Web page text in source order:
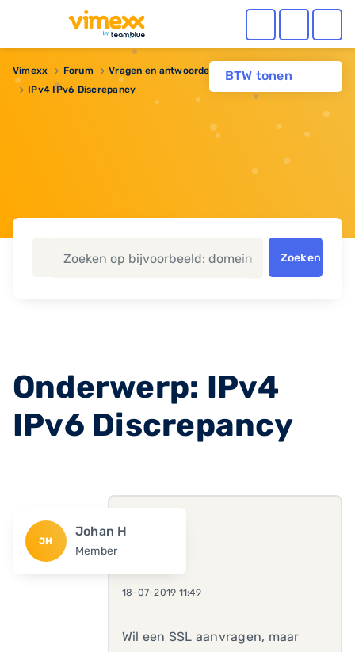
BTW tonen
Vimexx Forum Vragen en antwoorden
Domeinnaam
IPv4 IPv6 Discrepancy
Zoeken
Onderwerp: IPv4
IPv6 Discrepancy
JH
Johan H
Member
18-07-2019 11:49
Wil een SSL aanvragen, maar